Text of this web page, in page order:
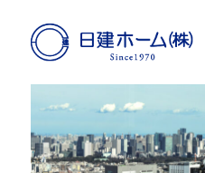
日建ホーム